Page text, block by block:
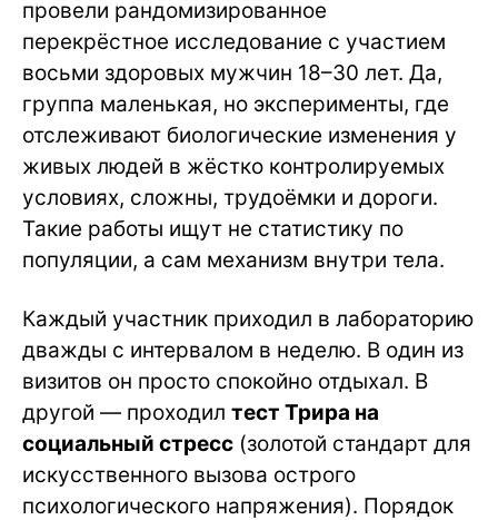
провели рандомизированное
перекрёстное исследование с участием
восьми здоровых мужчин 18–30 лет. Да,
группа маленькая, но эксперименты, где
отслеживают биологические изменения у
живых людей в жёстко контролируемых
условиях, сложны, трудоёмки и дороги.
Такие работы ищут не статистику по
популяции, а сам механизм внутри тела.
Каждый участник приходил в лабораторию
дважды с интервалом в неделю. В один из
визитов он просто спокойно отдыхал. В
другой — проходил тест Трира на
социальный стресс (золотой стандарт для
искусственного вызова острого
психологического напряжения). Порядок